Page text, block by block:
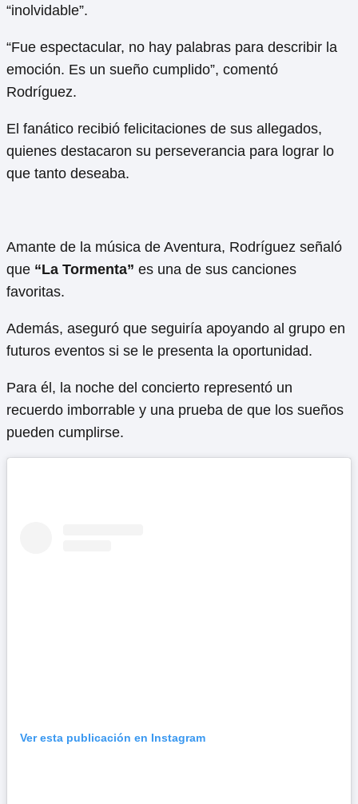
“inolvidable”.
“Fue espectacular, no hay palabras para describir la
emoción. Es un sueño cumplido”, comentó
Rodríguez.
El fanático recibió felicitaciones de sus allegados,
quienes destacaron su perseverancia para lograr lo
que tanto deseaba.
Amante de la música de Aventura, Rodríguez señaló
que “La Tormenta” es una de sus canciones
favoritas.
Además, aseguró que seguiría apoyando al grupo en
futuros eventos si se le presenta la oportunidad.
Para él, la noche del concierto representó un
recuerdo imborrable y una prueba de que los sueños
pueden cumplirse.
Ver esta publicación en Instagram